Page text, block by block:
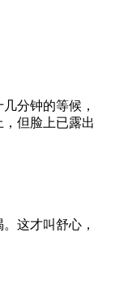
分钟的等候，
但脸上已露出
这才叫舒心，